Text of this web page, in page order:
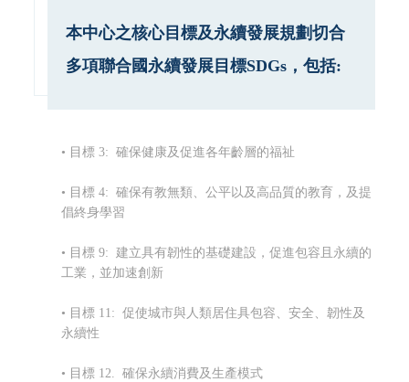
本中心之核心目標及永續發展規劃切合
多項聯合國永續發展目標SDGs，包括:
• 目標 3: 確保健康及促進各年齡層的福祉
• 目標 4: 確保有教無類、公平以及高品質的教育，及提
倡終身學習
• 目標 9: 建立具有韌性的基礎建設，促進包容且永續的
工業，並加速創新
• 目標 11: 促使城市與人類居住具包容、安全、韌性及
永續性
• 目標 12. 確保永續消費及生產模式